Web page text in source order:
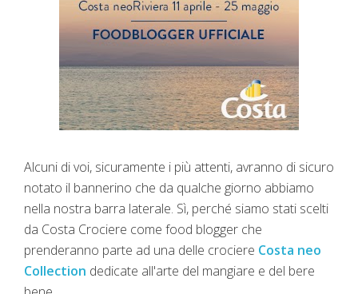
Alcuni di voi, sicuramente i più attenti, avranno di sicuro
notato il bannerino che da qualche giorno abbiamo
nella nostra barra laterale. Sì, perché siamo stati scelti
da Costa Crociere come food blogger che
prenderanno parte ad una delle crociere Costa neo
Collection dedicate all'arte del mangiare e del bere